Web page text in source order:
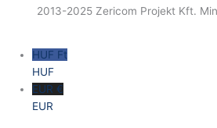
2013-2025 Zericom Projekt Kft.
HUF Ft
HUF
EUR €
EUR